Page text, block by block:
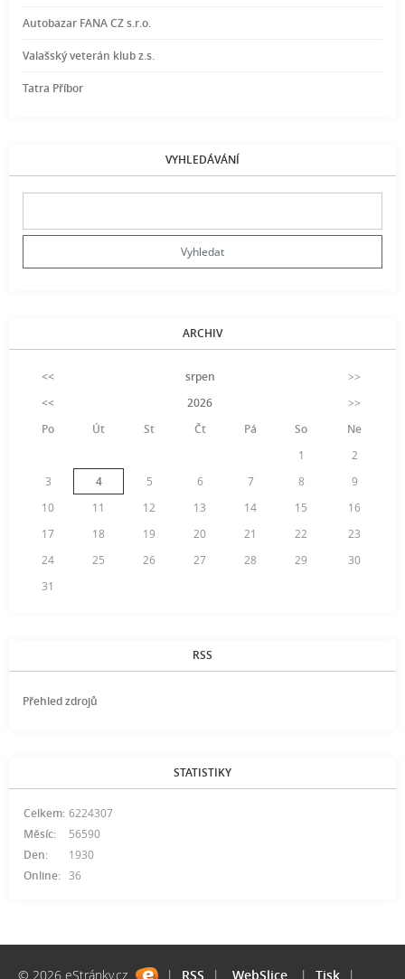
Autobazar FANA CZ s.r.o.
Valašský veterán klub z.s.
Tatra Příbor
VYHLEDÁVÁNÍ
ARCHIV
<< srpen
>>
<<
2026
>>
Po
Út St Čt Pá So
Ne
1
2
3
4 5 6 7 8
9
10
11 12 13 14 15
16
17
18 19 20 21 22
23
24
25 26 27 28 29
30
31
RSS
Přehled zdrojů
STATISTIKY
Online: 36
Celkem: 6224307
Měsíc:
56590
Den:
1930
© 2026 eStránky.cz | RSS | WebSlice | Tisk |